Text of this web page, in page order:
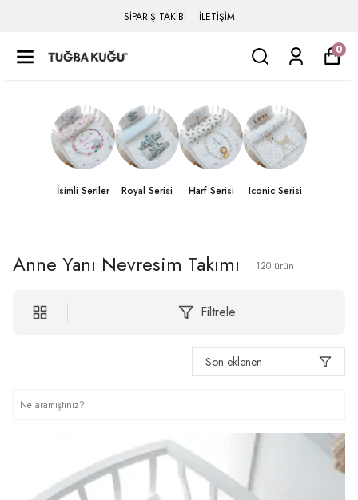
SİPARİŞ TAKİBİ İLETİŞİM
0
İsimli Seriler Royal Serisi Harf Serisi Iconic Serisi
Anne Yanı Nevresim Takımı 120 ürün
Filtrele
Son eklenen